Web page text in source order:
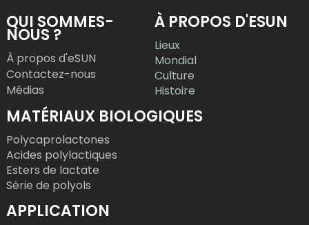
QUI SOMMES-
NOUS ?
À propos d'eSUN
Contactez-nous
Médias
À PROPOS D'ESUN
Lieux
Mondial
Culture
Histoire
MATÉRIAUX BIOLOGIQUES
Polycaprolactones
Acides polylactiques
Esters de lactate
Série de polyols
APPLICATION